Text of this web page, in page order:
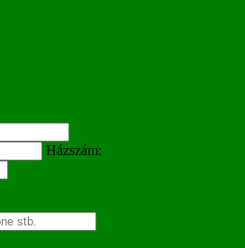
Házszám: